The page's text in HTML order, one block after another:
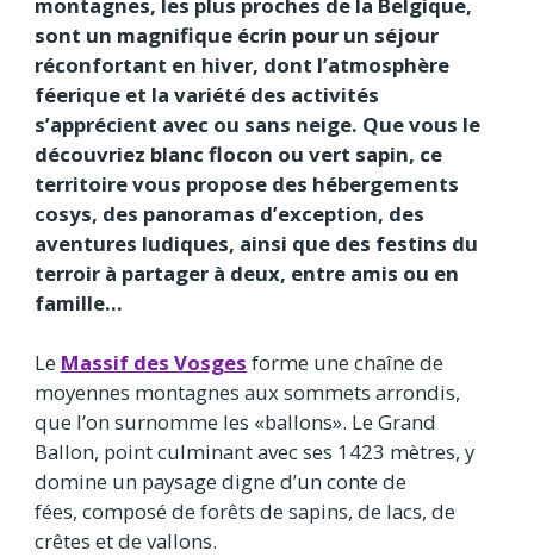
sont un magnifique écrin pour un séjour
réconfortant en hiver, dont l’atmosphère
féerique et la variété des activités
s’apprécient avec ou sans neige. Que vous le
découvriez blanc flocon ou vert sapin, ce
territoire vous propose des hébergements
cosys, des panoramas d’exception, des
aventures ludiques, ainsi que des festins du
terroir à partager à deux, entre amis ou en
famille…
Le Massif des Vosges forme une chaîne de
moyennes montagnes aux sommets arrondis,
que l’on surnomme les «ballons». Le Grand
Ballon, point culminant avec ses 1423 mètres, y
domine un paysage digne d’un conte de
fées, composé de forêts de sapins, de lacs, de
crêtes et de vallons.